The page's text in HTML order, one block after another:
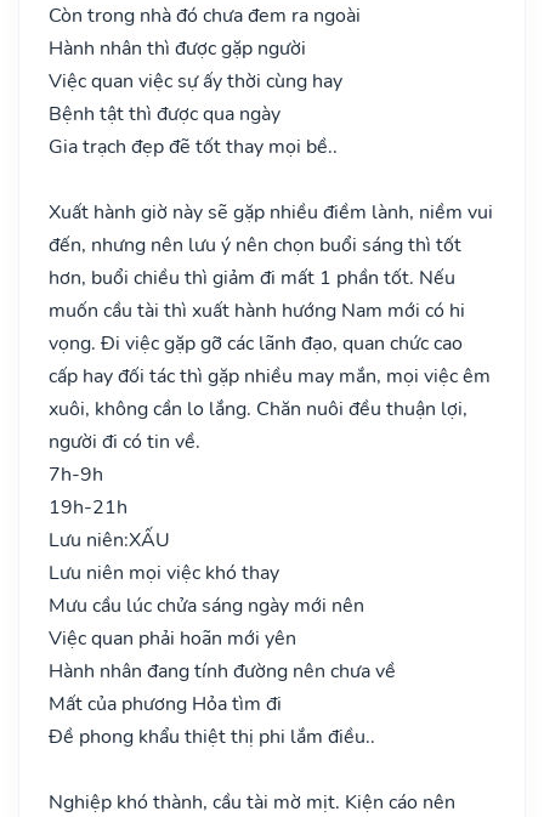
Còn trong nhà đó chưa đem ra ngoài
Hành nhân thì được gặp người
Việc quan việc sự ấy thời cùng hay
Bệnh tật thì được qua ngày
Gia trạch đẹp đẽ tốt thay mọi bề..
Xuất hành giờ này sẽ gặp nhiều điềm lành, niềm vui
đến, nhưng nên lưu ý nên chọn buổi sáng thì tốt
hơn, buổi chiều thì giảm đi mất 1 phần tốt. Nếu
muốn cầu tài thì xuất hành hướng Nam mới có hi
vọng. Đi việc gặp gỡ các lãnh đạo, quan chức cao
cấp hay đối tác thì gặp nhiều may mắn, mọi việc êm
xuôi, không cần lo lắng. Chăn nuôi đều thuận lợi,
người đi có tin về.
7h-9h
19h-21h
Lưu niên:XẤU
Lưu niên mọi việc khó thay
Mưu cầu lúc chửa sáng ngày mới nên
Việc quan phải hoãn mới yên
Hành nhân đang tính đường nên chưa về
Mất của phương Hỏa tìm đi
Đề phong khẩu thiệt thị phi lắm điều..
Nghiệp khó thành, cầu tài mờ mịt. Kiện cáo nên